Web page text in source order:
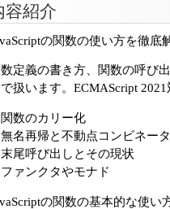
容紹介
の関数の使い方を徹底
定義の書き方、関数の呼び
で扱います。ECMAScript
関数のカリー化
無名再帰と不動点コンビネータ
末尾呼び出しとその現状
ファンクタやモナド
の関数の基本的な使